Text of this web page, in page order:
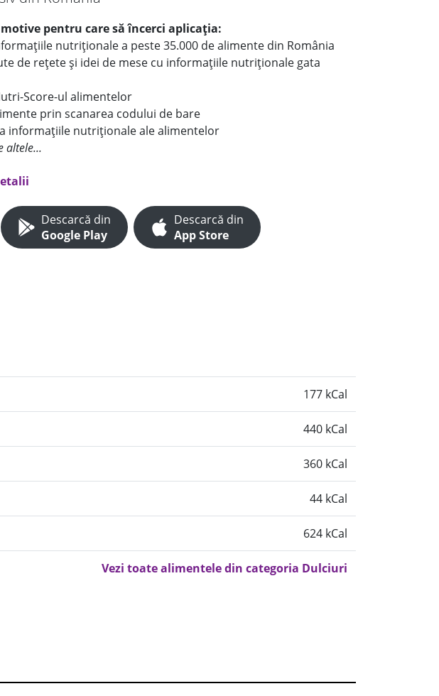
pentru care să încerci aplicația:
nutriționale a peste 35.000 de alimente din România
de rețete și idei de mese cu informațiile nutriționale gata
Score-ul alimentelor
prin scanarea codului de bare
informațiile nutriționale ale alimentelor
altele...
Descarcă din
Google Play
Descarcă din
App Store
177 kCal
440 kCal
360 kCal
44 kCal
624 kCal
Vezi toate alimentele din categoria Dulciuri